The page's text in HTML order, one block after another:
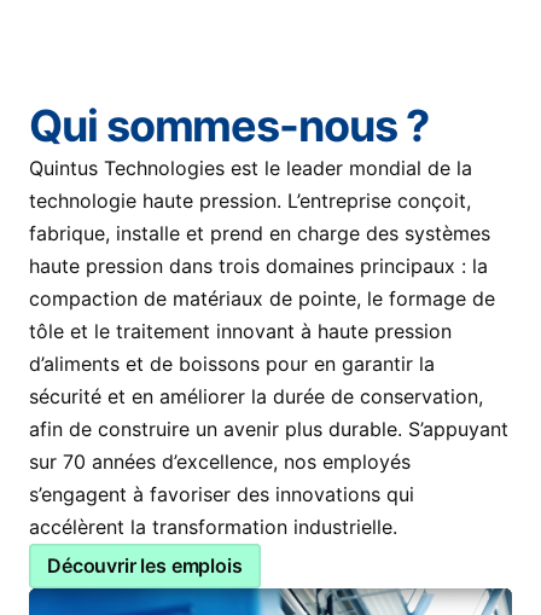
Qui sommes-nous ?
Quintus Technologies est le leader mondial de la
technologie haute pression. L’entreprise conçoit,
fabrique, installe et prend en charge des systèmes
haute pression dans trois domaines principaux : la
compaction de matériaux de pointe, le formage de
tôle et le traitement innovant à haute pression
d’aliments et de boissons pour en garantir la
sécurité et en améliorer la durée de conservation,
afin de construire un avenir plus durable. S’appuyant
sur 70 années d’excellence, nos employés
s’engagent à favoriser des innovations qui
accélèrent la transformation industrielle.
Découvrir les emplois